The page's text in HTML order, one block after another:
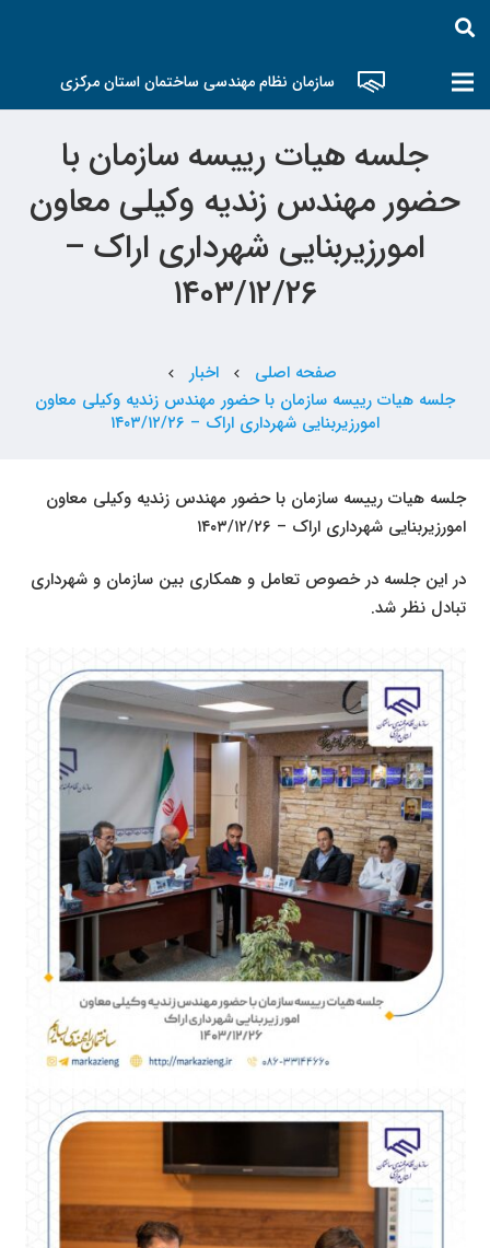
سازمان نظام مهندسی ساختمان استان مرکزی
جلسه هیات رییسه سازمان با
حضور مهندس زندیه وکیلی معاون
امورزیربنایی شهرداری اراک –
۱۴۰۳/۱۲/۲۶
صفحه اصلی chevron_left اخبار chevron_left
جلسه هیات رییسه سازمان با حضور مهندس زندیه وکیلی معاون
امورزیربنایی شهرداری اراک – ۱۴۰۳/۱۲/۲۶
جلسه هیات رییسه سازمان با حضور مهندس زندیه وکیلی معاون
امورزیربنایی شهرداری اراک – ۱۴۰۳/۱۲/۲۶
در این جلسه در خصوص تعامل و همکاری بین سازمان و شهرداری
تبادل نظر شد.